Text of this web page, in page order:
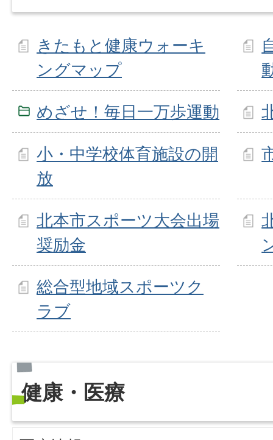
きたもと健康ウォーキ
ングマップ
めざせ！毎日一万歩運動
小・中学校体育施設の開
放
北本市スポーツ大会出場
奨励金
総合型地域スポーツク
ラブ
健康・医療